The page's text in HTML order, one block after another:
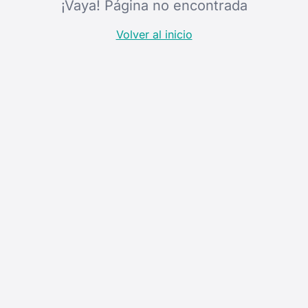
¡Vaya! Página no encontrada
Volver al inicio